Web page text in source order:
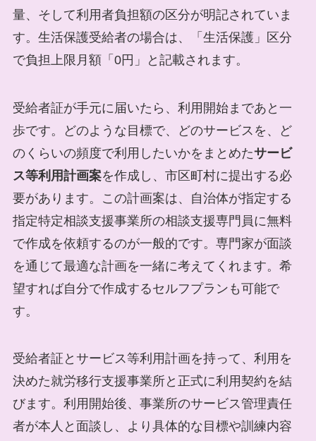
量、そして利用者負担額の区分が明記されていま
す。生活保護受給者の場合は、「生活保護」区分
で負担上限月額「0円」と記載されます。
受給者証が手元に届いたら、利用開始まであと一
歩です。どのような目標で、どのサービスを、ど
のくらいの頻度で利用したいかをまとめたサービ
ス等利用計画案を作成し、市区町村に提出する必
要があります。この計画案は、自治体が指定する
指定特定相談支援事業所の相談支援専門員に無料
で作成を依頼するのが一般的です。専門家が面談
を通じて最適な計画を一緒に考えてくれます。希
望すれば自分で作成するセルフプランも可能で
す。
受給者証とサービス等利用計画を持って、利用を
決めた就労移行支援事業所と正式に利用契約を結
びます。利用開始後、事業所のサービス管理責任
者が本人と面談し、より具体的な目標や訓練内容